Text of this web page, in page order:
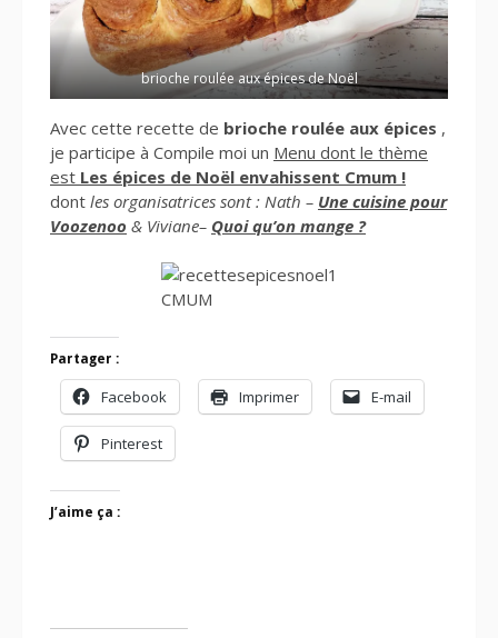
brioche roulée aux épices de Noël
Avec cette recette de brioche roulée aux épices ,
je participe à Compile moi un Menu dont le thème
est Les épices de Noël envahissent Cmum !
dont les organisatrices sont : Nath – Une cuisine pour
Voozenoo & Viviane– Quoi qu’on mange ?
CMUM
Partager :
Facebook Imprimer E-mail
Pinterest
J’aime ça :